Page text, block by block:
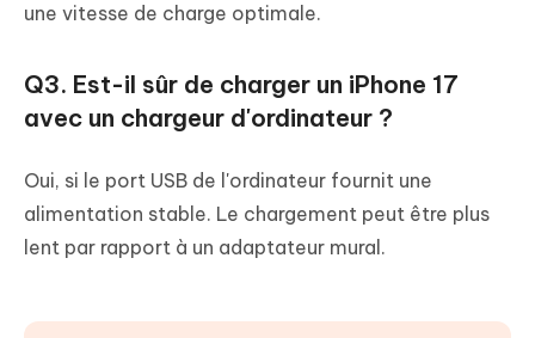
une vitesse de charge optimale.
Q3. Est-il sûr de charger un iPhone 17
avec un chargeur d'ordinateur ?
Oui, si le port USB de l'ordinateur fournit une
alimentation stable. Le chargement peut être plus
lent par rapport à un adaptateur mural.